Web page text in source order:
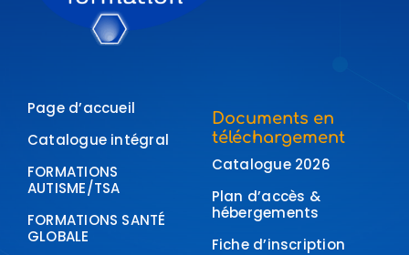
Page d’accueil
Catalogue intégral
FORMATIONS
AUTISME/TSA
FORMATIONS SANTÉ
GLOBALE
Documents en
téléchargement
Catalogue 2026
Plan d’accès &
hébergements
Fiche d’inscription